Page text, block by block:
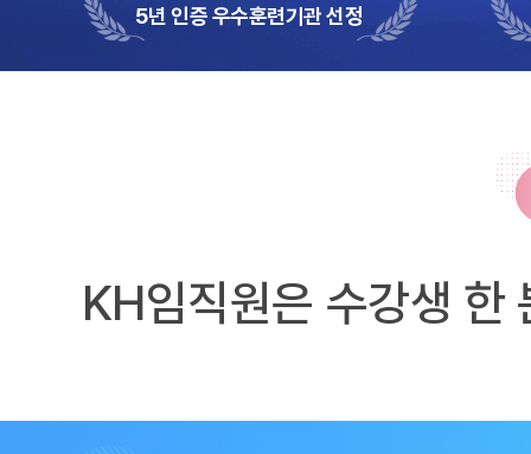
5년 인증 우수훈련기관 선정
KH임직원은 수강생 한